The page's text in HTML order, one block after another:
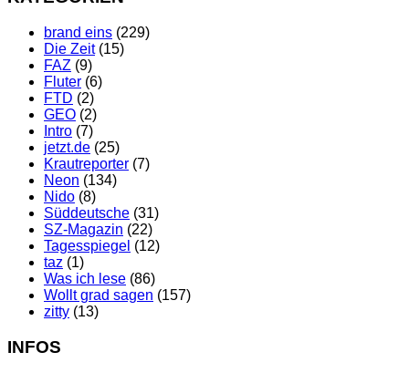
brand eins (229)
Die Zeit(15)
FAZ (9)
Fluter (6)
FTD (2)
GEO (2)
Intro (7)
jetzt.de (25)
Krautreporter (7)
Neon (134)
Nido (8)
Süddeutsche (31)
SZ-Magazin (22)
Tagesspiegel (12)
taz (1)
Was ich lese (86)
Wollt grad sagen (157)
zitty (13)
INFOS